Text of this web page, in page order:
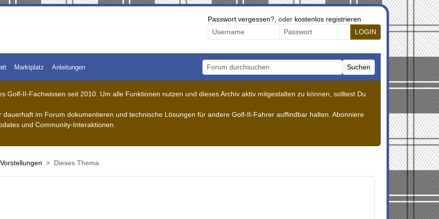
Passwort vergessen? , oder kostenlos registrieren
LOGIN
Marktplatz Anleitungen
Forum durchsuchen
Suchen
Golf-II-Fachwissen seit 2010. Um alle Funktionen nutzen und dieses Archiv aktiv mitgestalten zu können, solltest Du
im Forum dokumentieren und technische Lösungen für andere Golf-II-Fahrer auffindbar halten. Abonniere
und Community-Interaktionen.
Vorstellungen Dieses Thema